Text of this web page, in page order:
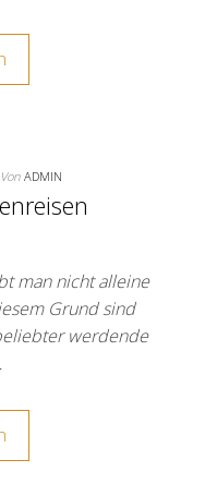
Von ADMIN
man nicht alleine
Grund sind
werdende